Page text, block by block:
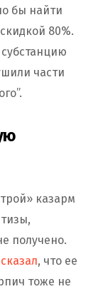
бы найти
80%.
части
казарм
получено.
сказал, что ее
тоже не